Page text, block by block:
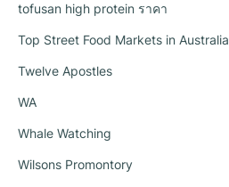
tofusan high protein ราคา
Top Street Food Markets in Australia
Twelve Apostles
WA
Whale Watching
Wilsons Promontory